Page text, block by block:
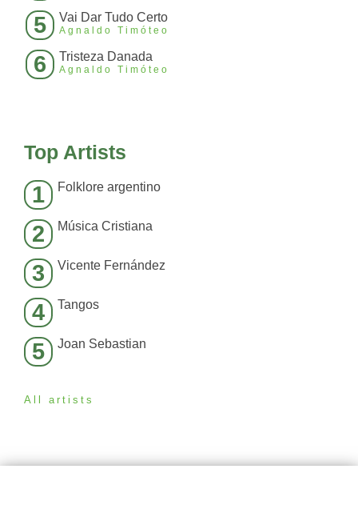
5 Vai Dar Tudo Certo
Agnaldo Timóteo
6 Tristeza Danada
Agnaldo Timóteo
Top Artists
1 Folklore argentino
2 Música Cristiana
3 Vicente Fernández
4 Tangos
5 Joan Sebastian
All artists